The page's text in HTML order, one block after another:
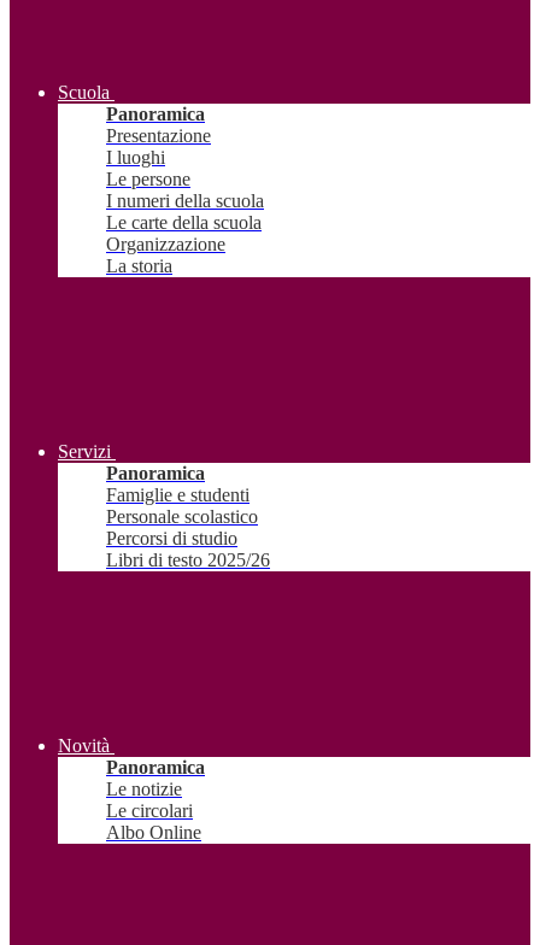
Scuola
Panoramica
Presentazione
I luoghi
Le persone
I numeri della scuola
Le carte della scuola
Organizzazione
La storia
Servizi
Panoramica
Famiglie e studenti
Personale scolastico
Percorsi di studio
Libri di testo 2025/26
Novità
Panoramica
Le notizie
Le circolari
Albo Online